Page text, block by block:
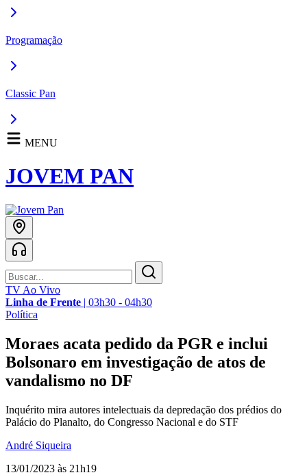
Programação
Classic Pan
MENU
JOVEM PAN
TV Ao Vivo
Linha de Frente | 03h30 - 04h30
Política
Moraes acata pedido da PGR e inclui
Bolsonaro em investigação de atos de
vandalismo no DF
Inquérito mira autores intelectuais da depredação dos prédios do
Palácio do Planalto, do Congresso Nacional e do STF
André Siqueira
13/01/2023 às 21h19